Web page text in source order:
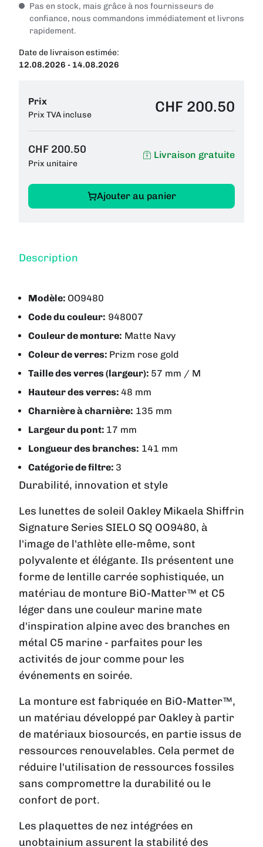
Pas en stock, mais grâce à nos fournisseurs de
confiance, nous commandons immédiatement et livrons
rapidement.
Date de livraison estimée:
12.08.2026 - 14.08.2026
Prix
Prix TVA incluse CHF 200.50
CHF 200.50
Prix unitaire
Livraison gratuite
Ajouter au panier
Description
Modèle: OO9480
Code du couleur: 948007
Couleur de monture: Matte Navy
Coleur de verres: Prizm rose gold
Taille des verres (largeur): 57 mm / M
Hauteur des verres: 48 mm
Charnière à charnière: 135 mm
Largeur du pont: 17 mm
Longueur des branches: 141 mm
Catégorie de filtre: 3
Durabilité, innovation et style
Les lunettes de soleil Oakley Mikaela Shiffrin
Signature Series SIELO SQ OO9480, à
l'image de l'athlète elle-même, sont
polyvalente et élégante. Ils présentent une
forme de lentille carrée sophistiquée, un
matériau de monture BiO-Matter™ et C5
léger dans une couleur marine mate
d'inspiration alpine avec des branches en
métal C5 marine - parfaites pour les
activités de jour comme pour les
événements en soirée.
La monture est fabriquée en BiO-Matter™,
un matériau développé par Oakley à partir
de matériaux biosourcés, en partie issus de
ressources renouvelables. Cela permet de
réduire l'utilisation de ressources fossiles
sans compromettre la durabilité ou le
confort de port.
Les plaquettes de nez intégrées en
unobtainium assurent la stabilité des